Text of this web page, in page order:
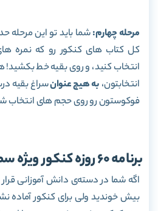
مرحله چهارم:
کل کتاب های کنکور رو که نمره
انتخاب کنید، و روی بقیه خط بکشید!
انتخابتون، به هیچ عنوانسراغ بقیه
فوکوستون رو روی حجم های انتخاب
برنامه 60 روزه کنکور ویژه سطوح متوسط
اگه شما در دسته‌ی دانش آموزانی